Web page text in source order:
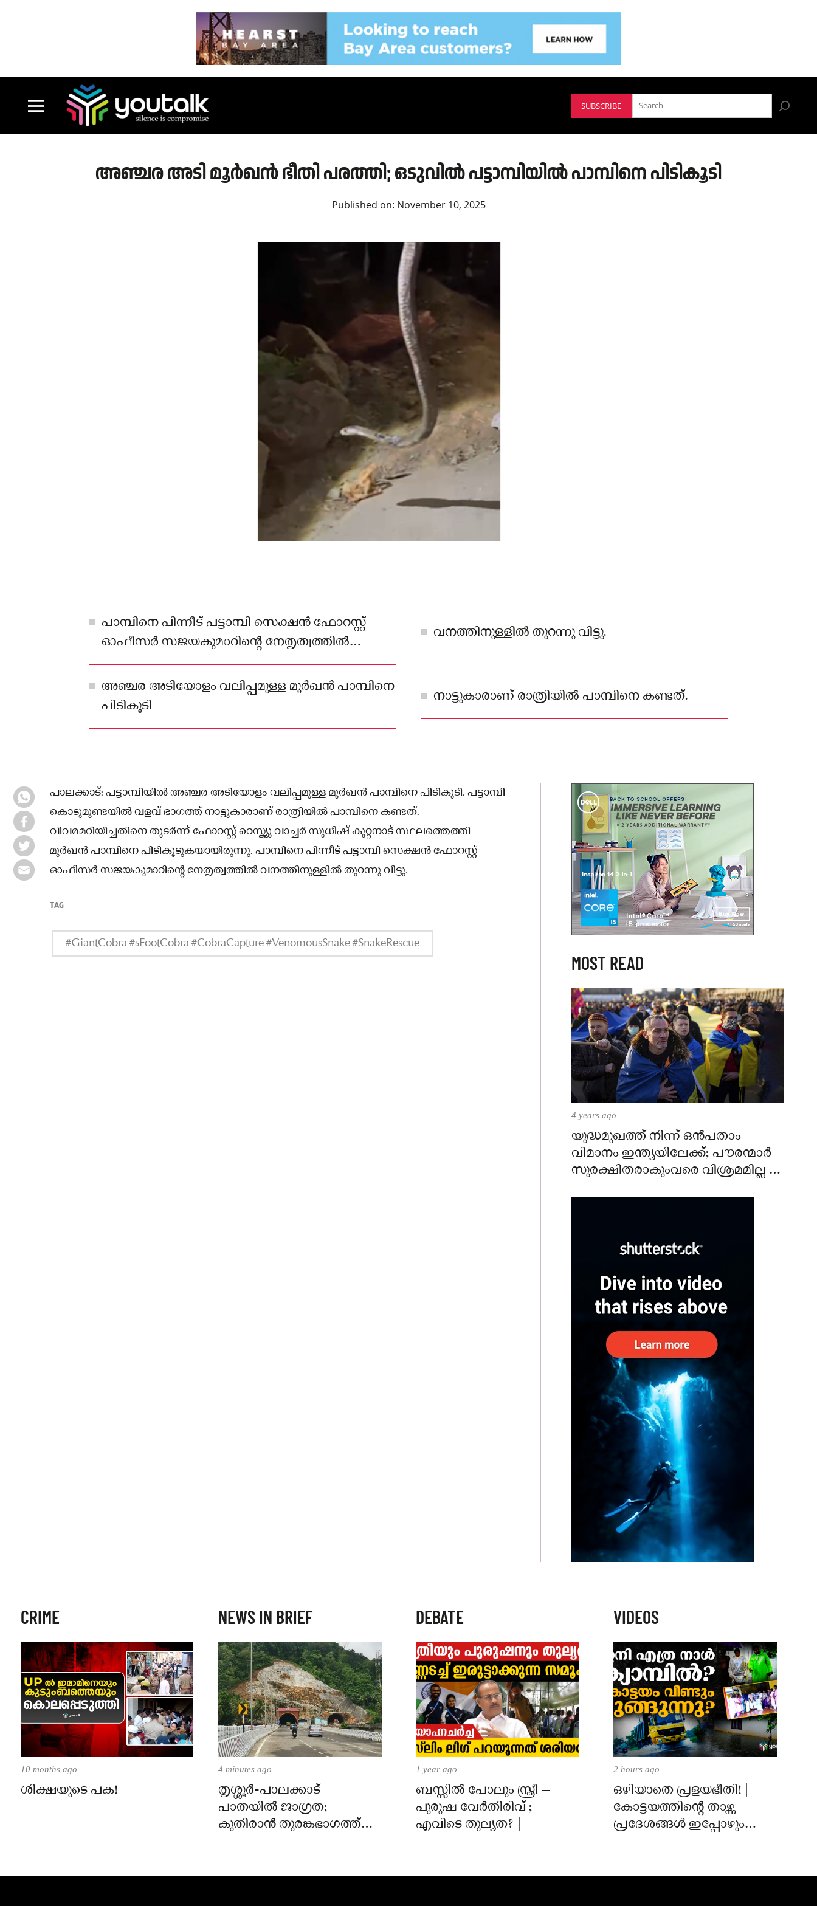
SUBSCRIBE
അഞ്ചര അടി മൂർഖൻ ഭീതി പരത്തി; ഒടുവിൽ പട്ടാമ്പിയിൽ പാമ്പിനെ പിടികൂടി
Published on: November 10, 2025
പാമ്പിനെ പിന്നീട് പട്ടാമ്പി സെക്ഷൻ ഫോറസ്റ്റ്
ഓഫീസർ സജയകുമാറിന്റെ നേതൃത്വത്തിൽ
വനത്തിനുള്ളിൽ തുറന്നു വിട്ടു.
വനത്തിനുള്ളിൽ തുറന്നു വിട്ടു.
അഞ്ചര അടിയോളം വലിപ്പമുള്ള മൂർഖൻ പാമ്പിനെ
പിടികൂടി
നാട്ടുകാരാണ് രാത്രിയിൽ പാമ്പിനെ കണ്ടത്.
പാലക്കാട്: പട്ടാമ്പിയിൽ അഞ്ചര അടിയോളം വലിപ്പമുള്ള മൂർഖൻ പാമ്പിനെ പിടികൂടി. പട്ടാമ്പി
കൊടുമുണ്ടയിൽ വളവ് ഭാഗത്ത് നാട്ടുകാരാണ് രാത്രിയിൽ പാമ്പിനെ കണ്ടത്.
വിവരമറിയിച്ചതിനെ തുടർന്ന് ഫോറസ്റ്റ് റെസ്ക്യൂ വാച്ചർ സുധീഷ് കൂറ്റനാട് സ്ഥലത്തെത്തി
മുർഖൻ പാമ്പിനെ പിടികൂടുകയായിരുന്നു. പാമ്പിനെ പിന്നീട് പട്ടാമ്പി സെക്ഷൻ ഫോറസ്റ്റ്
ഓഫീസർ സജയകുമാറിന്റെ നേതൃത്വത്തിൽ വനത്തിനുള്ളിൽ തുറന്നു വിട്ടു.
TAG
#GiantCobra #5FootCobra #CobraCapture #VenomousSnake #SnakeRescue
MOST READ
4 years ago
യുദ്ധമുഖത്ത് നിന്ന് ഒൻപതാം
വിമാനം ഇന്ത്യയിലേക്ക്; പൗരന്മാർ
സുരക്ഷിതരാകുംവരെ വിശ്രമമില്ല –
CRIME
10 months ago
ശിക്ഷയുടെ പക!
NEWS IN BRIEF
4 minutes ago
തൃശ്ശൂർ-പാലക്കാട്
പാതയിൽ ജാഗ്രത;
കുതിരാൻ തുരങ്കഭാഗത്ത്
DEBATE
1 year ago
ബസ്സിൽ പോലും സ്ത്രീ –
പുരുഷ വേർതിരിവ് ;
എവിടെ തുല്യത? |
VIDEOS
2 hours ago
ഒഴിയാതെ പ്രളയഭീതി! |
കോട്ടയത്തിന്റെ താഴ്ന്ന
പ്രദേശങ്ങൾ ഇപ്പോഴും